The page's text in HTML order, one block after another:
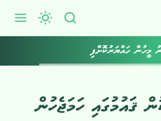
މީހުން ހައްޔަރުކޮށްފި
ޤައުމުގައި ހަމަޖެހުން